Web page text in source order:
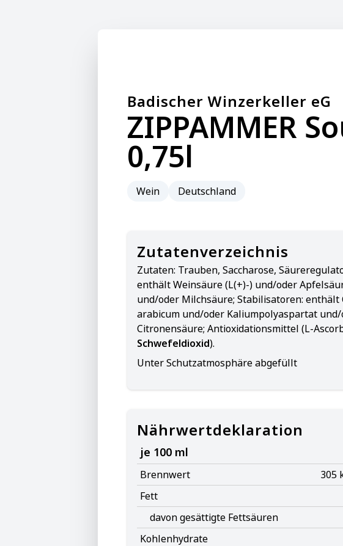
Badischer Winzerkeller eG
ZIPPAMMER
0,75l
Wein Deutschland
Zutatenverzeichnis
Zutaten: Trauben, Saccharose,
enthält Weinsäure (L(+)-) und/oder
und/oder Milchsäure; Stabilisatoren: enthält
arabicum und/oder Kaliumpolyaspartat
Citronensäure; Antioxidationsmittel (L-
Schwefeldioxid).
Unter Schutzatmosphäre abgefüllt
Nährwertdeklaration
je 100 ml
Brennwert
Fett
davon gesättigte Fettsäuren
Kohlenhydrate